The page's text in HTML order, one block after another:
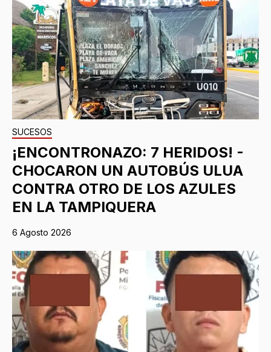
SUCESOS
¡ENCONTRONAZO: 7 HERIDOS! -
CHOCARON UN AUTOBÚS ULUA
CONTRA OTRO DE LOS AZULES
EN LA TAMPIQUERA
6 Agosto 2026